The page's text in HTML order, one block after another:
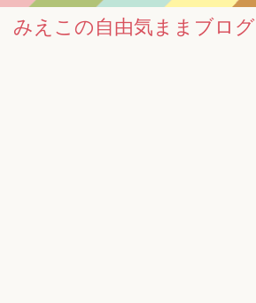
みえこの自由気ままブログ